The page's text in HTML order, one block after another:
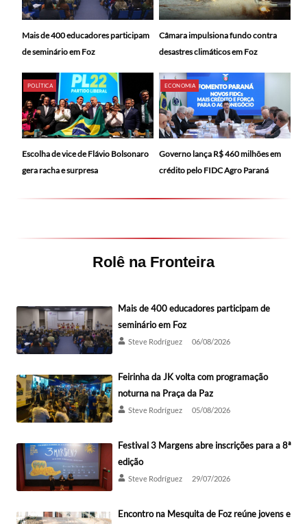
Mais de 400 educadores participam
de seminário em Foz
Câmara impulsiona fundo contra
desastres climáticos em Foz
POLÍTICA
Escolha de vice de Flávio Bolsonaro
gera racha e surpresa
ECONOMIA
Governo lança R$ 460 milhões em
crédito pelo FIDC Agro Paraná
Rolê na Fronteira
Mais de 400 educadores participam de
seminário em Foz
Steve Rodríguez 06/08/2026
Feirinha da JK volta com programação
noturna na Praça da Paz
Steve Rodríguez 05/08/2026
Festival 3 Margens abre inscrições para a 8ª
edição
Steve Rodríguez 29/07/2026
Encontro na Mesquita de Foz reúne jovens e